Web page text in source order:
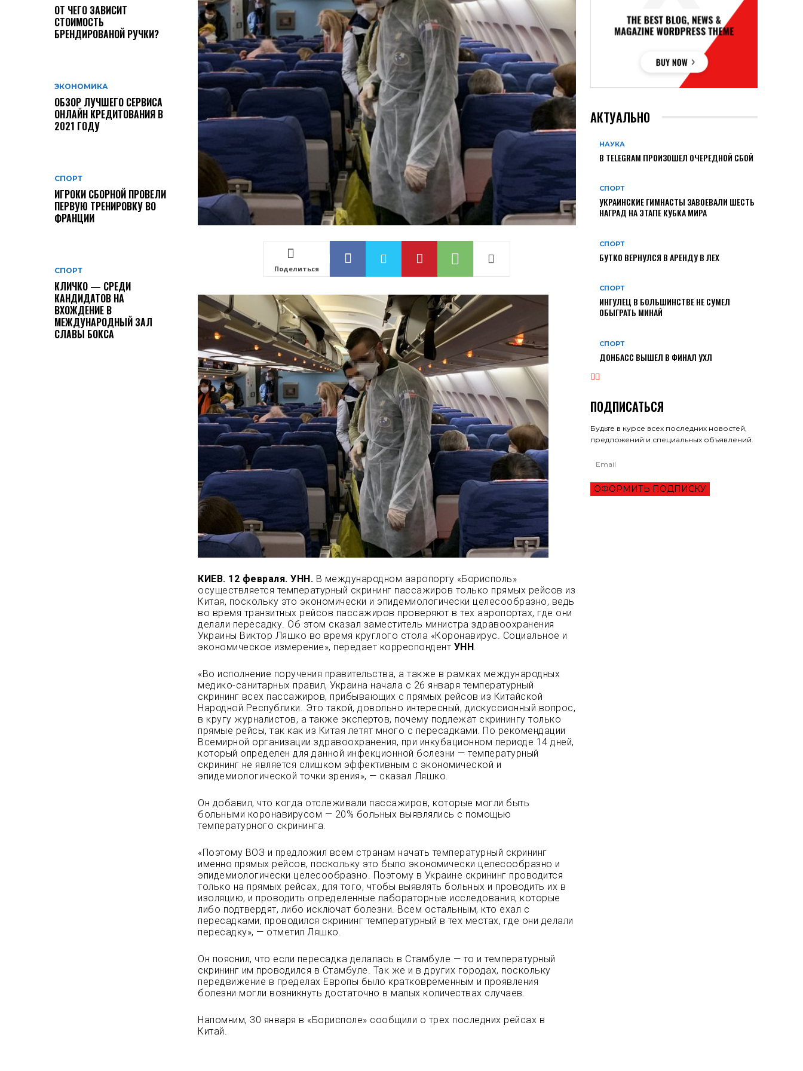
ОТ ЧЕГО ЗАВИСИТ
СТОИМОСТЬ
БРЕНДИРОВАНОЙ РУЧКИ?
ЭКОНОМИКА
ОБЗОР ЛУЧШЕГО СЕРВИСА
ОНЛАЙН КРЕДИТОВАНИЯ В
2021 ГОДУ
СПОРТ
ИГРОКИ СБОРНОЙ ПРОВЕЛИ
ПЕРВУЮ ТРЕНИРОВКУ ВО
ФРАНЦИИ
СПОРТ
КЛИЧКО — СРЕДИ
КАНДИДАТОВ НА
ВХОЖДЕНИЕ В
МЕЖДУНАРОДНЫЙ ЗАЛ
СЛАВЫ БОКСА
Поделиться
КИЕВ. 12 февраля. УНН. В международном аэропорту «Борисполь»
осуществляется температурный скрининг пассажиров только прямых рейсов из
Китая, поскольку это экономически и эпидемиологически целесообразно, ведь
во время транзитных рейсов пассажиров проверяют в тех аэропортах, где они
делали пересадку. Об этом сказал заместитель министра здравоохранения
Украины Виктор Ляшко во время круглого стола «Коронавирус. Социальное и
экономическое измерение», передает корреспондент УНН.
«Во исполнение поручения правительства, а также в рамках международных
медико-санитарных правил, Украина начала с 26 января температурный
скрининг всех пассажиров, прибывающих с прямых рейсов из Китайской
Народной Республики. Это такой, довольно интересный, дискуссионный вопрос,
в кругу журналистов, а также экспертов, почему подлежат скринингу только
прямые рейсы, так как из Китая летят много с пересадками. По рекомендации
Всемирной организации здравоохранения, при инкубационном периоде 14 дней,
который определен для данной инфекционной болезни — температурный
скрининг не является слишком эффективным с экономической и
эпидемиологической точки зрения», — сказал Ляшко.
Он добавил, что когда отслеживали пассажиров, которые могли быть
больными коронавирусом — 20% больных выявлялись с помощью
температурного скрининга.
«Поэтому ВОЗ и предложил всем странам начать температурный скрининг
именно прямых рейсов, поскольку это было экономически целесообразно и
эпидемиологически целесообразно. Поэтому в Украине скрининг проводится
только на прямых рейсах, для того, чтобы выявлять больных и проводить их в
изоляцию, и проводить определенные лабораторные исследования, которые
либо подтвердят, либо исключат болезни. Всем остальным, кто ехал с
пересадками, проводился скрининг температурный в тех местах, где они делали
пересадку», — отметил Ляшко.
Он пояснил, что если пересадка делалась в Стамбуле — то и температурный
скрининг им проводился в Стамбуле. Так же и в других городах, поскольку
передвижение в пределах Европы было кратковременным и проявления
болезни могли возникнуть достаточно в малых количествах случаев.
Напомним, 30 января в «Борисполе» сообщили о трех последних рейсах в
Китай.
АКТУАЛЬНО
НАУКА
В TELEGRAM ПРОИЗОШЕЛ ОЧЕРЕДНОЙ СБОЙ
СПОРТ
УКРАИНСКИЕ ГИМНАСТЫ ЗАВОЕВАЛИ ШЕСТЬ
НАГРАД НА ЭТАПЕ КУБКА МИРА
СПОРТ
БУТКО ВЕРНУЛСЯ В АРЕНДУ В ЛЕХ
СПОРТ
ИНГУЛЕЦ В БОЛЬШИНСТВЕ НЕ СУМЕЛ
ОБЫГРАТЬ МИНАЙ
СПОРТ
ДОНБАСС ВЫШЕЛ В ФИНАЛ УХЛ
ПОДПИСАТЬСЯ
Будьте в курсе всех последних новостей,
предложений и специальных объявлений.
ОФОРМИТЬ ПОДПИСКУ